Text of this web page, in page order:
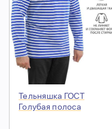
Тельняшка ГОСТ
Голубая полоса